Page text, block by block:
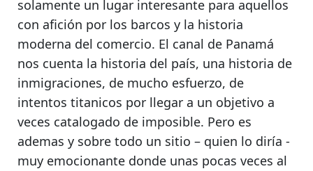
solamente un lugar interesante para aquellos
con afición por los barcos y la historia
moderna del comercio. El canal de Panamá
nos cuenta la historia del país, una historia de
inmigraciones, de mucho esfuerzo, de
intentos titanicos por llegar a un objetivo a
veces catalogado de imposible. Pero es
ademas y sobre todo un sitio – quien lo diría -
muy emocionante donde unas pocas veces al